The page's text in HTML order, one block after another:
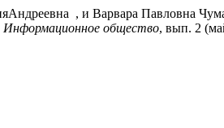
, и Варвара Павловна
Информационное общество, вып. 2